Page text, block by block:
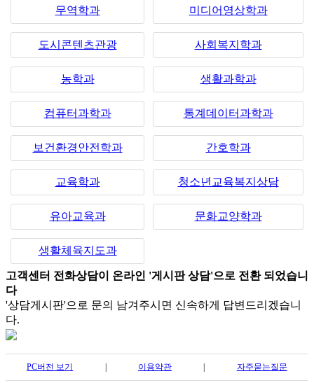
무역학과 미디어영상학과
도시콘텐츠관광 사회복지학과
농학과 생활과학과
컴퓨터과학과 통계데이터과학과
보건환경안전학과 간호학과
교육학과 청소년교육복지상담
유아교육과 문화교양학과
생활체육지도과
고객센터 전화상담이 온라인 '게시판 상담'으로 전환 되었습니
다
'상담게시판'으로 문의 남겨주시면 신속하게 답변드리겠습니
다.
PC버전 보기 이용약관 자주묻는질문